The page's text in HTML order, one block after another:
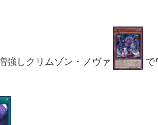
強しクリムゾン・ノヴァ
で